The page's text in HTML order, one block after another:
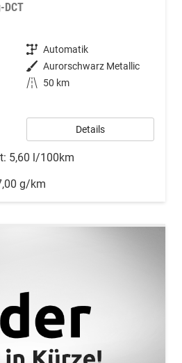
DCT
Getriebe Automatik
Außenfarbe Aurorschwarz Metallic
Kilometerstand
50 km
Details
5,60 l/100km
g/km